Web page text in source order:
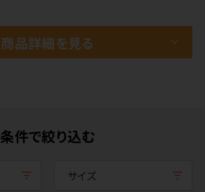
商品詳細を見る
条件で絞り込む
サイズ